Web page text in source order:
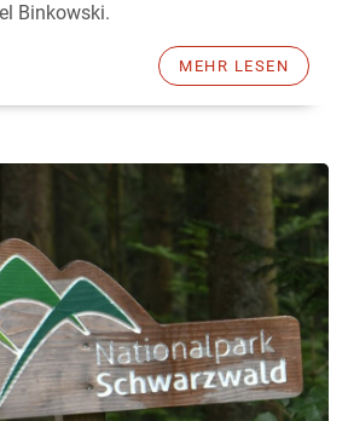
Binkowski.
MEHR LESEN